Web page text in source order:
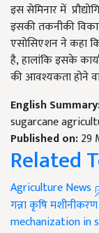
इस सेमिनार में
इसकी तकनीकी
एसोसिएशन ने कहा
है,हालांकि इसके
की आवश्यकता होने
English
sugarcane
Published on:29
Related
Agriculture News
गन्ना कृषि
mechanization in